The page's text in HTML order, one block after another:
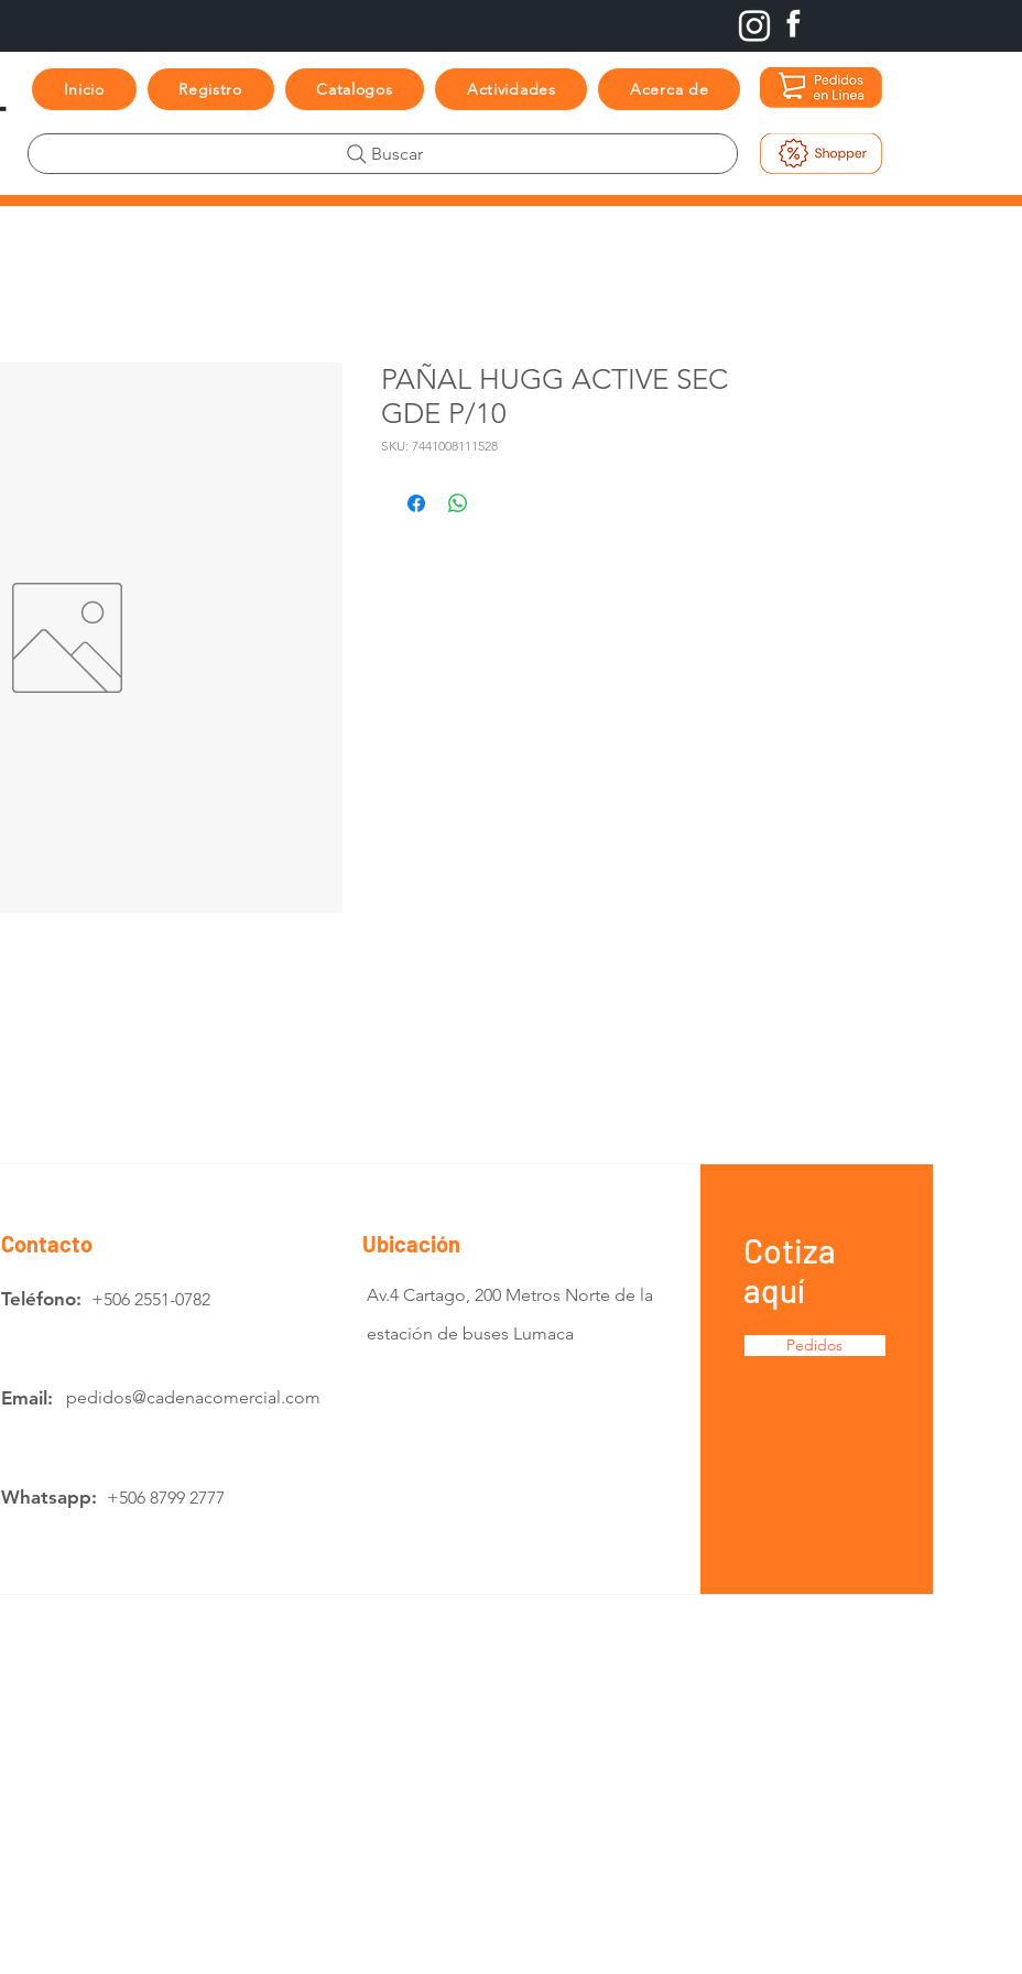
Inicio Registro Catalogos Actividades Acerca de
Buscar
PAÑAL HUGG ACTIVE SEC
GDE P/10
SKU: 7441008111528
Contacto
Teléfono: +506 2551-0782
Email: pedidos@cadenacomercial.com
Whatsapp: +506 8799 2777
Ubicación
Av.4 Cartago, 200 Metros Norte de la
estación de buses Lumaca
Cotiza
aquí
Pedidos